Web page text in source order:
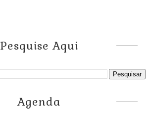
Pesquise Aqui
Agenda